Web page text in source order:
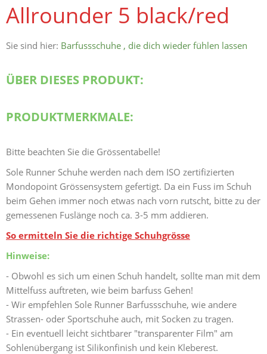
Allrounder 5 black/red
Sie sind hier: Barfussschuhe , die dich wieder fühlen lassen
ÜBER DIESES PRODUKT:
PRODUKTMERKMALE:
Bitte beachten Sie die Grössentabelle!
Sole Runner Schuhe werden nach dem ISO zertifizierten
Mondopoint Grössensystem gefertigt. Da ein Fuss im Schuh
beim Gehen immer noch etwas nach vorn rutscht, bitte zu der
gemessenen Fuslänge noch ca. 3-5 mm addieren.
So ermitteln Sie die richtige Schuhgrösse
Hinweise:
- Obwohl es sich um einen Schuh handelt, sollte man mit dem
Mittelfuss auftreten, wie beim barfuss Gehen!
- Wir empfehlen Sole Runner Barfussschuhe, wie andere
Strassen- oder Sportschuhe auch, mit Socken zu tragen.
- Ein eventuell leicht sichtbarer "transparenter Film" am
Sohlenübergang ist Silikonfinish und kein Kleberest.